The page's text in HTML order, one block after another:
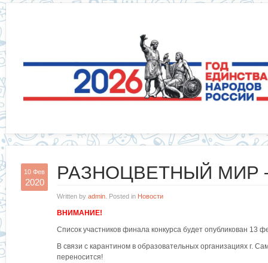
10 Фев
2020 РАЗНОЦВЕТНЫЙ МИР
Written by admin . Posted in Новости
ВНИМАНИЕ!
Список участников финала конкурса будет опубликован 13
В связи с карантином в образовательных организациях г.
переносится!